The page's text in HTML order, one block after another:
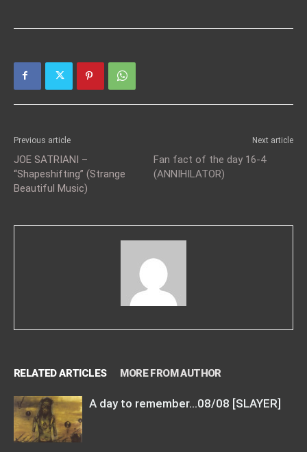
Previous article
JOE SATRIANI –
“Shapeshifting” (Strange
Βeautiful Μusic)
Next article
Fan fact of the day 16-4
(ANNIHILATOR)
RELATED ARTICLES MORE FROM AUTHOR
A day to remember…08/08 [SLAYER]